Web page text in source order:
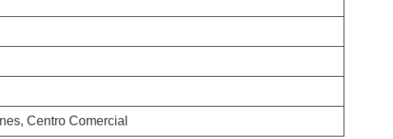
Centro Comercial